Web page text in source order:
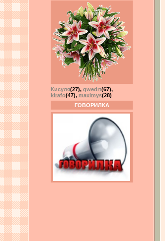
Кисуля(27), qwedrt(67),
kirafo(47), maximys(28)
ГОВОРИЛКА